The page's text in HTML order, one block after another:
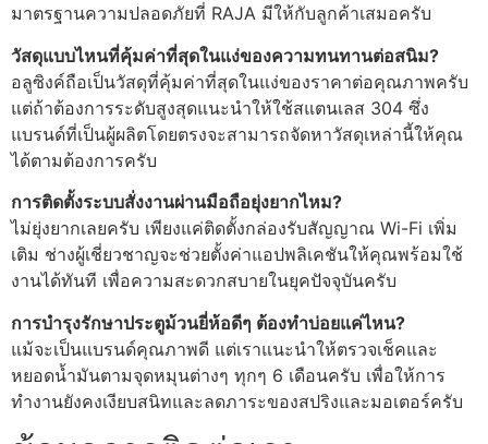
มาตรฐานความปลอดภัยที่ RAJA มีให้กับลูกค้าเสมอครับ
วัสดุแบบไหนที่คุ้มค่าที่สุดในแง่ของความทนทานต่อสนิม?
อลูซิงค์ถือเป็นวัสดุที่คุ้มค่าที่สุดในแง่ของราคาต่อคุณภาพครับ
แต่ถ้าต้องการระดับสูงสุดแนะนำให้ใช้สแตนเลส 304 ซึ่ง
แบรนด์ที่เป็นผู้ผลิตโดยตรงจะสามารถจัดหาวัสดุเหล่านี้ให้คุณ
ได้ตามต้องการครับ
การติดตั้งระบบสั่งงานผ่านมือถือยุ่งยากไหม?
ไม่ยุ่งยากเลยครับ เพียงแค่ติดตั้งกล่องรับสัญญาณ Wi-Fi เพิ่ม
เติม ช่างผู้เชี่ยวชาญจะช่วยตั้งค่าแอปพลิเคชันให้คุณพร้อมใช้
งานได้ทันที เพื่อความสะดวกสบายในยุคปัจจุบันครับ
การบำรุงรักษาประตูม้วนยี่ห้อดีๆ ต้องทำบ่อยแค่ไหน?
แม้จะเป็นแบรนด์คุณภาพดี แต่เราแนะนำให้ตรวจเช็คและ
หยอดน้ำมันตามจุดหมุนต่างๆ ทุกๆ 6 เดือนครับ เพื่อให้การ
ทำงานยังคงเงียบสนิทและลดภาระของสปริงและมอเตอร์ครับ